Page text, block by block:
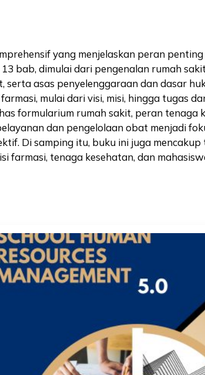
yang menjelaskan peran
bab, dimulai dari pengenalan rumah
asas penyelenggaraan dan dasar
mulai dari visi, misi, hingga tugas
formularium rumah sakit, peran tenaga
dan pengelolaan obat menjadi
Di samping itu, buku ini juga
farmasi, tenaga kesehatan, dan